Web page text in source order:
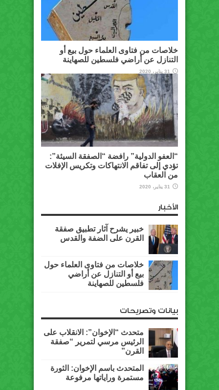
خلاصات من فتاوى العلماء حول بيع أو
التنازل عن أراضي فلسطين للصهاينة
31 يناير، 2020
“العفو الدولية” رافضة “الصفقة السيئة”:
تؤدي إلى تفاقم الانتهاكات وتكريس الإفلات
من العقاب
31 يناير، 2020
الأخبار
خبير يشرح آثار تطبيق صفقة
القرن على الضفة والقدس
خلاصات من فتاوى العلماء حول
بيع أو التنازل عن أراضي
فلسطين للصهاينة
بيانات وتصريحات
متحدث “الإخوان”: الانقلاب على
الرئيس مرسي لتمرير “صفقة
القرن”
المتحدث باسم الإخوان: الثورة
مستمرة وراياتها مرفوعة